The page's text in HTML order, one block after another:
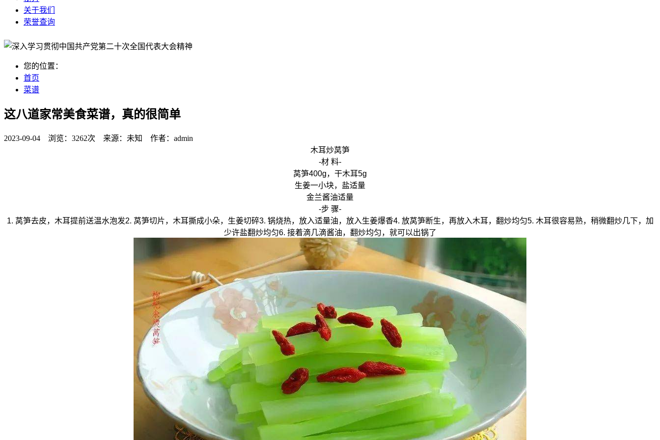
关于我们
荣誉查询
您的位置：
首页
菜谱
这八道家常美食菜谱，真的很简单
2023-09-04 浏览： 3262次 来源： 未知 作者： admin
木耳炒莴笋
-材 料-
莴笋400g，干木耳5g
生姜一小块，盐适量
金兰酱油适量
-步 骤-
1. 莴笋去皮，木耳提前送温水泡发2. 莴笋切片，木耳撕成小朵，生姜切碎3. 锅烧热，放入适量油，放入生姜爆香4. 放莴笋断生，再放入木耳，翻炒均匀5. 木耳很容易熟，稍微翻炒几下，加
少许盐翻炒均匀6. 接着滴几滴酱油，翻炒均匀，就可以出锅了